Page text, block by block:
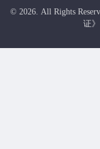
© 2026. All Rights
证